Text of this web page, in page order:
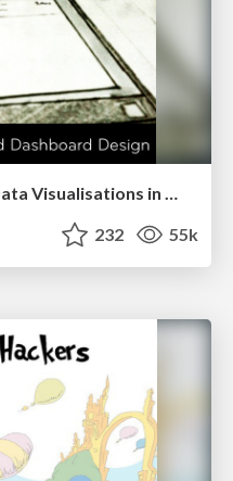
Designing Dashboards & Data Visualisations in Web Apps
232 55k